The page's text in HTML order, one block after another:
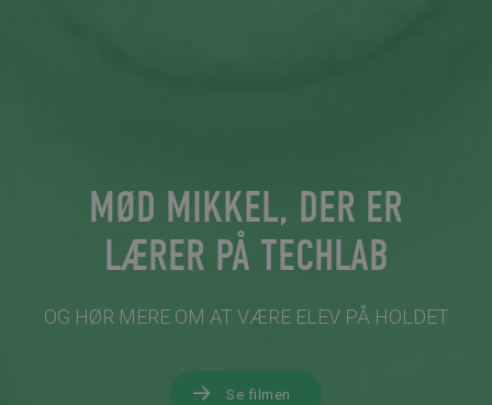
MØD MIKKEL, DER ER
LÆRER PÅ TECHLAB
OG HØR MERE OM AT VÆRE ELEV PÅ HOLDET
Se filmen